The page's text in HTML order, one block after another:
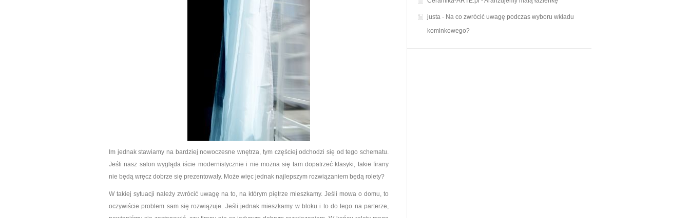
Im jednak stawiamy na bardziej nowoczesne wnętrza, tym częściej odchodzi się od tego schematu.
Jeśli nasz salon wygląda iście modernistycznie i nie można się tam dopatrzeć klasyki, takie firany
nie będą wręcz dobrze się prezentowały. Może więc jednak najlepszym rozwiązaniem będą rolety?
W takiej sytuacji należy zwrócić uwagę na to, na którym piętrze mieszkamy. Jeśli mowa o domu, to
oczywiście problem sam się rozwiązuje. Jeśli jednak mieszkamy w bloku i to do tego na parterze,
justa - Na co zwrócić uwagę podczas wyboru wkładu
kominkowego?